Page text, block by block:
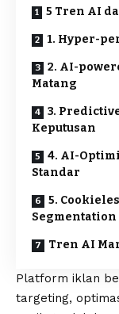
5 Tren AI
1. Hyper-
2. AI-
Matang
3.
Keputusan
4. AI-
Standar
5.
Segmentation
Tren AI
Platform iklan
targeting,